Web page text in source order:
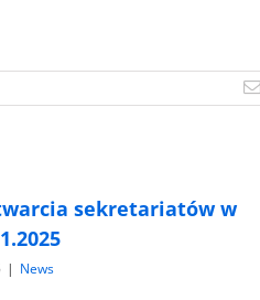
sekretariatów w
| News